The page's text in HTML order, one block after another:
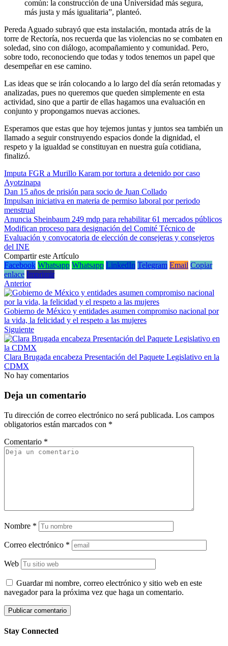
común: la construcción de una Universidad más segura,
más justa y más igualitaria”, planteó.
Pereda Aguado subrayó que esta instalación, montada atrás de la
torre de Rectoría, nos recuerda que las violencias no se combaten en
soledad, sino con diálogo, acompañamiento y comunidad. Pero,
sobre todo, reconociendo que todas y todos tenemos un papel que
desempeñar en ese camino.
Las ideas que se irán colocando a lo largo del día serán retomadas y
analizadas, pues no queremos que queden simplemente en esta
actividad, sino que a partir de ellas hagamos una evaluación en
conjunto y propongamos nuevas acciones.
Esperamos que estas que hoy tejemos juntas y juntos sea también un
llamado a seguir construyendo espacios donde la dignidad, el
respeto y la igualdad se constituyan en nuestra guía cotidiana,
finalizó.
Imputa FGR a Murillo Karam por tortura a detenido por caso
Ayotzinapa
Dan 15 años de prisión para socio de Juan Collado
Impulsan iniciativa en materia de permiso laboral por periodo
menstrual
Anuncia Sheinbaum 249 mdp para rehabilitar 61 mercados públicos
Modifican proceso para designación del Comité Técnico de
Evaluación y convocatoria de elección de consejeras y consejeros
del INE
Compartir este Artículo
Facebook Whatsapp Whatsapp LinkedIn Telegram Email Copiar
enlace Imprimir
Anterior
Gobierno de México y entidades asumen compromiso nacional por
la vida, la felicidad y el respeto a las mujeres
Siguiente
Clara Brugada encabeza Presentación del Paquete Legislativo en la
CDMX
No hay comentarios
Deja un comentario
Tu dirección de correo electrónico no será publicada. Los campos
obligatorios están marcados con *
Comentario *
Nombre *
Correo electrónico *
Web
Guardar mi nombre, correo electrónico y sitio web en este
navegador para la próxima vez que haga un comentario.
Stay Connected